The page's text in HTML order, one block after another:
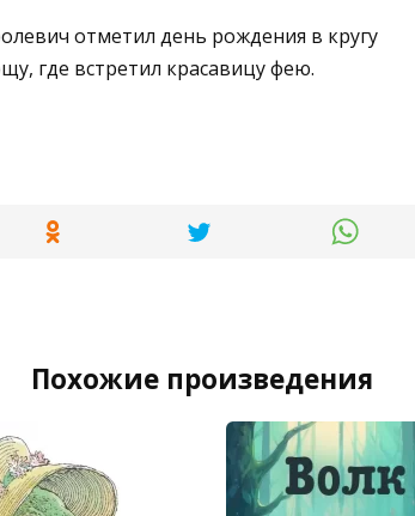
отметил день рождения в кругу
где встретил красавицу фею.
Похожие произведения